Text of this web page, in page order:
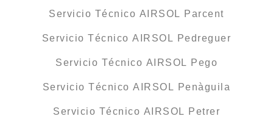
Servicio Técnico AIRSOL Parcent
Servicio Técnico AIRSOL Pedreguer
Servicio Técnico AIRSOL Pego
Servicio Técnico AIRSOL Penàguila
Servicio Técnico AIRSOL Petrer